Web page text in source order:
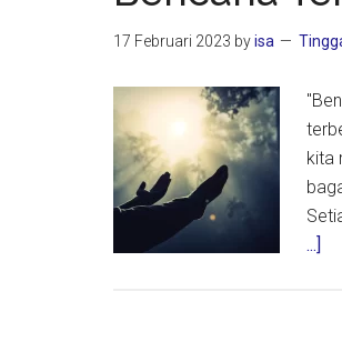
17 Februari 2023 byisa
kita
...]